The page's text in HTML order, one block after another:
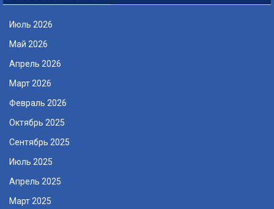
Июль 2026
Май 2026
Апрель 2026
Март 2026
Февраль 2026
Октябрь 2025
Сентябрь 2025
Июль 2025
Апрель 2025
Март 2025